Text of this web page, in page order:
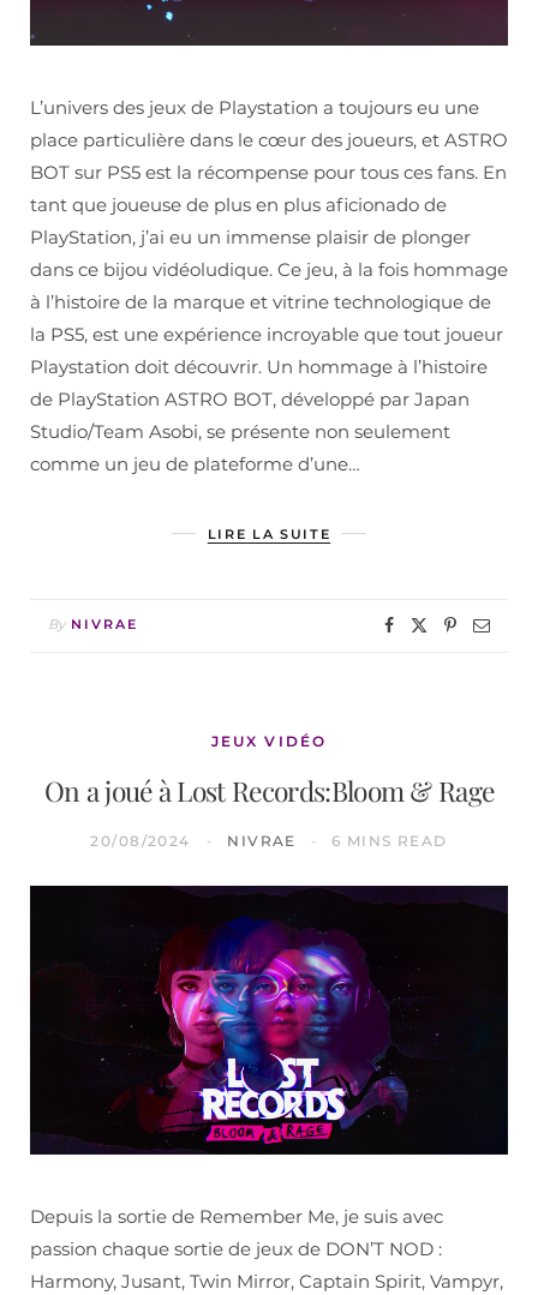
L’univers des jeux de Playstation a toujours eu une
place particulière dans le cœur des joueurs, et ASTRO
BOT sur PS5 est la récompense pour tous ces fans. En
tant que joueuse de plus en plus aficionado de
PlayStation, j’ai eu un immense plaisir de plonger
dans ce bijou vidéoludique. Ce jeu, à la fois hommage
à l’histoire de la marque et vitrine technologique de
la PS5, est une expérience incroyable que tout joueur
Playstation doit découvrir. Un hommage à l’histoire
de PlayStation ASTRO BOT, développé par Japan
Studio/Team Asobi, se présente non seulement
comme un jeu de plateforme d’une…
LIRE LA SUITE
By NIVRAE
JEUX VIDÉO
On a joué à Lost Records:Bloom & Rage
20/08/2024 NIVRAE 6 MINS READ
Depuis la sortie de Remember Me, je suis avec
passion chaque sortie de jeux de DON’T NOD :
Harmony, Jusant, Twin Mirror, Captain Spirit, Vampyr,